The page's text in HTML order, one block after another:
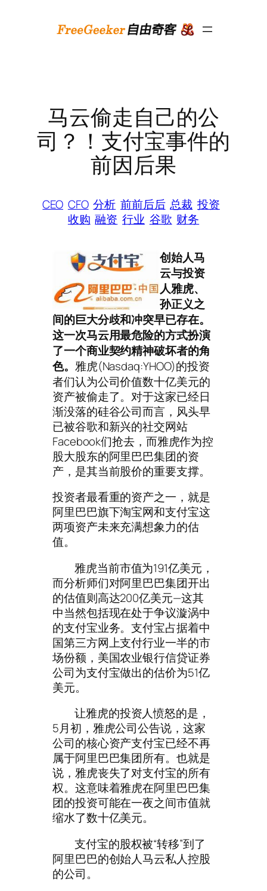
马云偷走自己的公
司？！支付宝事件的
前因后果
CEO CFO 分析 前前后后 总裁 投资
收购 融资 行业 谷歌 财务
创始人马
云与投资
人雅虎、
孙正义之
间的巨大分歧和冲突早已存在。
这一次马云用最危险的方式扮演
了一个商业契约精神破坏者的角
色。 雅虎(Nasdaq:YHOO)的投资
者们认为公司价值数十亿美元的
资产被偷走了。对于这家已经日
渐没落的硅谷公司而言，风头早
已被谷歌和新兴的社交网站
Facebook们抢去，而雅虎作为控
股大股东的阿里巴巴集团的资
产，是其当前股价的重要支撑。
投资者最看重的资产之一，就是
阿里巴巴旗下淘宝网和支付宝这
两项资产未来充满想象力的估
值。
雅虎当前市值为191亿美元，
而分析师们对阿里巴巴集团开出
的估值则高达200亿美元—这其
中当然包括现在处于争议漩涡中
的支付宝业务。支付宝占据着中
国第三方网上支付行业一半的市
场份额，美国农业银行信贷证券
公司为支付宝做出的估价为51亿
美元。
让雅虎的投资人愤怒的是，
5月初，雅虎公司公告说，这家
公司的核心资产支付宝已经不再
属于阿里巴巴集团所有。也就是
说，雅虎丧失了对支付宝的所有
权。这意味着雅虎在阿里巴巴集
团的投资可能在一夜之间市值就
缩水了数十亿美元。
支付宝的股权被“转移”到了
阿里巴巴的创始人马云私人控股
的公司。